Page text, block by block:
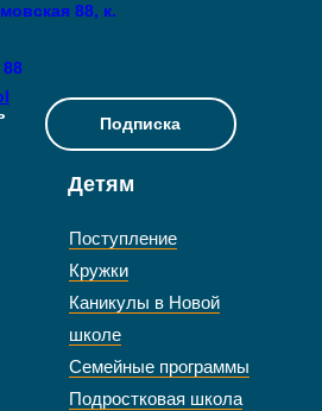
Детям
Поступление
Кружки
Каникулы в Новой
школе
Семейные программы
Подростковая школа
Подписка
88, к.
88